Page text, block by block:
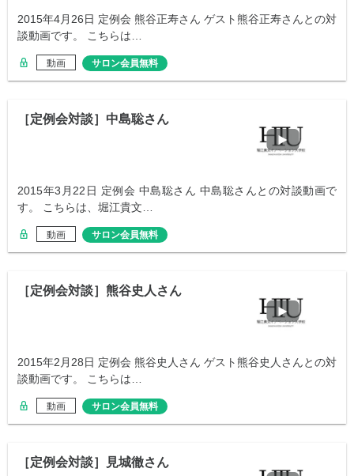
2015年4月26日 定例会 熊谷正寿さん ゲスト熊谷正寿さんとの対
談動画です。 こちらは…
動画 サロン会員無料
［定例会対談］中島聡さん
2015年3月22日 定例会 中島聡さん 中島聡さんとの対談動画で
す。 こちらは、堀江貴文…
動画 サロン会員無料
［定例会対談］熊谷史人さん
2015年2月28日 定例会 熊谷史人さん ゲスト熊谷史人さんとの対
談動画です。 こちらは…
動画 サロン会員無料
［定例会対談］見城徹さん